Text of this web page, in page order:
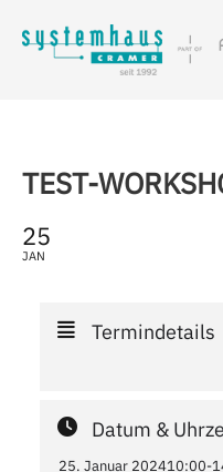
Skip to main content
TEST-
25
JAN
Termindetails
Datum &
25. Januar 202410:00-